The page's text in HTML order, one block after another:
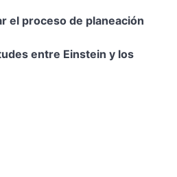
el proceso de planeación
entre Einstein y los